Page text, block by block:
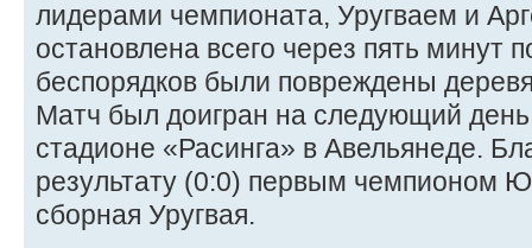
лидерами чемпионата, Уругваем и
остановлена всего через пять минут
беспорядков были повреждены
Матч был доигран на следующий
стадионе «Расинга» в Авельянеде.
результату (0:0) первым чемпионом
сборная Уругвая.